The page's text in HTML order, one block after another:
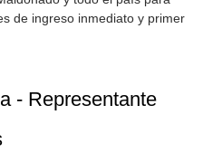
de ingreso inmediato y primer
- Representante